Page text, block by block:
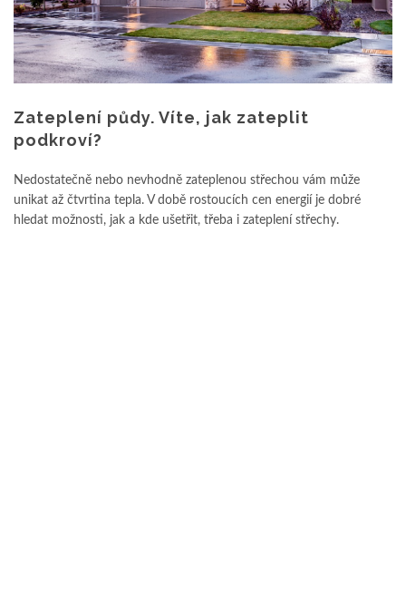
Zateplení půdy. Víte, jak zateplit
podkroví?
Nedostatečně nebo nevhodně zateplenou střechou vám může
unikat až čtvrtina tepla. V době rostoucích cen energií je dobré
hledat možnosti, jak a kde ušetřit, třeba i zateplení střechy.